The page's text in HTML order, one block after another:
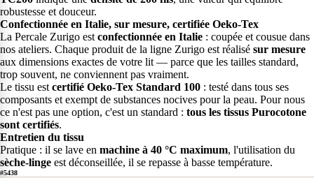
robustesse et douceur.
Confectionnée en Italie, sur mesure, certifiée Oeko-Tex
La Percale Zurigo estconfectionnée en Italie : coupée et cousue dans
nos ateliers. Chaque produit de la ligne Zurigo est réalisé sur mesure
aux dimensions exactes de votre lit — parce que les tailles standard,
trop souvent, ne conviennent pas vraiment.
Le tissu estcertifié Oeko-Tex Standard 100 : testé dans tous ses
composants et exempt de substances nocives pour la peau. Pour nous
ce n'est pas une option, c'est un standard : tous les tissus Purocotone
sont certifiés.
Entretien du tissu
Pratique : il se lave en machine à 40 °C maximum, l'utilisation du
sèche-linge est déconseillée, il se repasse à basse température.
#5438